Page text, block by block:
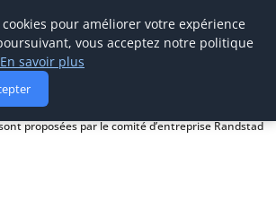
proposées par le comité d’entreprise Randstad
pour améliorer votre expérience
vous acceptez notre politique
En savoir plus